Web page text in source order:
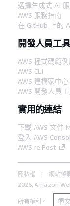
選擇生成式 AI
AWS 服務指南
在 GitHub 上的
開發人員工具
AWS 程式碼範例
AWS CLI
AWS 建構家中心
AWS 開發人員
實用的連結
下載 AWS 文件
登入 AWS
AWS re:Post
隱私權 網站條
2026, Amazon
所有權利。 中